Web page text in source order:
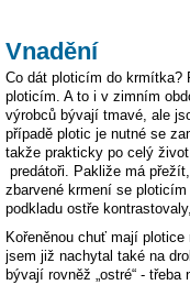
Vnadění
Co dát ploticím do krmítka?
ploticím. A to i v zimním
výrobců bývají tmavé, ale
případě plotic je nutné se
takže prakticky po celý
predátoři. Pakliže má
zbarvené krmení se
podkladu ostře
Kořeněnou chuť mají
jsem již nachytal také na
bývají rovněž „ostré“ - třeba